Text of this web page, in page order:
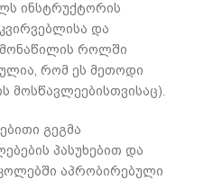
ინსტრუქტორის
და
როლში
რომ ეს მეთოდი
მოსწავლეებისთვისაც).
გეგმა
პასუხებით და
აპრობირებული